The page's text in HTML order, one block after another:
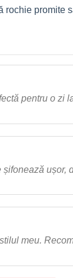
promite
pentru o zi
ușor,
meu.